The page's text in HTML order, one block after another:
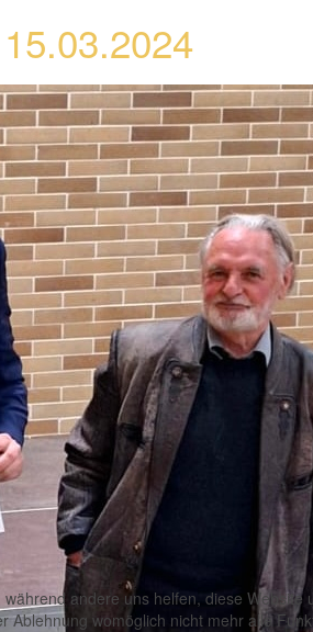
andere uns helfen, diese
womöglich nicht mehr alle